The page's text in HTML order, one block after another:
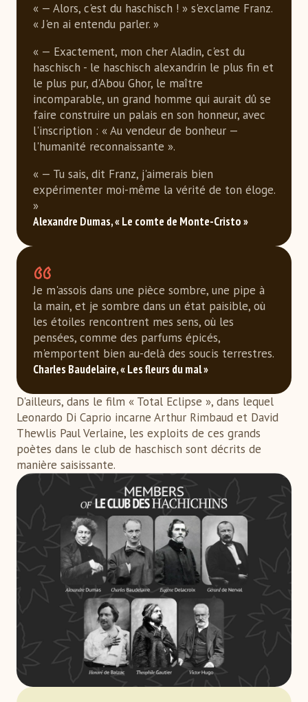
« — Alors, c'est du haschisch ! » s'exclame Franz.
« J'en ai entendu parler. »
« — Exactement, mon cher Aladin, c'est du
haschisch - le haschisch alexandrin le plus fin et
le plus pur, d'Abou Ghor, le maître
incomparable, un grand homme qui aurait dû se
faire construire un palais en son honneur, avec
l'inscription : « Au vendeur de bonheur —
l'humanité reconnaissante ».
« — Tu sais, dit Franz, j'aimerais bien
expérimenter moi-même la vérité de ton éloge.
»
Alexandre Dumas, « Le comte de Monte-Cristo »
Je m'assois dans une pièce sombre, une pipe à
la main, et je sombre dans un état paisible, où
les étoiles rencontrent mes sens, où les
pensées, comme des parfums épicés,
m'emportent bien au-delà des soucis terrestres.
Charles Baudelaire, « Les fleurs du mal »
D'ailleurs, dans le film « Total Eclipse », dans lequel
Leonardo Di Caprio incarne Arthur Rimbaud et David
Thewlis Paul Verlaine, les exploits de ces grands
poètes dans le club de haschisch sont décrits de
manière saisissante.